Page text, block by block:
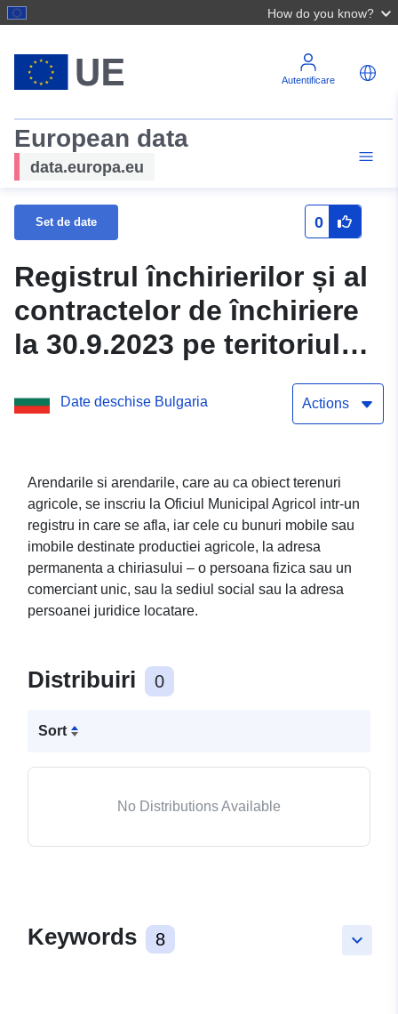
How do you know?
Autentificare
European data
data.europa.eu
Set de date 0
Registrul închirierilor și al
contractelor de închiriere
la 30.9.2023 pe teritoriul
regiunii Blagoevgrad
Date deschise Bulgaria Actions
Arendarile si arendarile, care au ca obiect terenuri
agricole, se inscriu la Oficiul Municipal Agricol intr-un
registru in care se afla, iar cele cu bunuri mobile sau
imobile destinate productiei agricole, la adresa
permanenta a chiriasului – o persoana fizica sau un
comerciant unic, sau la sediul social sau la adresa
persoanei juridice locatare.
Distribuiri 0
Sort
No Distributions Available
keyboard_arrow_down
Keywords 8